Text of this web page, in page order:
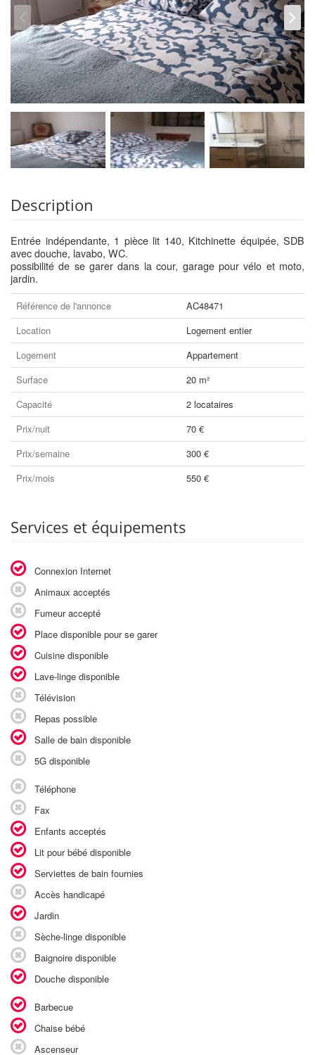
Description
Entrée indépendante, 1 pièce lit 140, Kitchinette équipée, SDB
avec douche, lavabo, WC.
possibilité de se garer dans la cour, garage pour vélo et moto,
jardin.
Référence de l'annonce
AC48471
Location
Logement entier
Logement
Appartement
Surface
20 m²
Capacité
2 locataires
Prix/nuit
70 €
Prix/semaine
300 €
Prix/mois
550 €
Services et équipements
Connexion Internet
Animaux acceptés
Fumeur accepté
Place disponible pour se garer
Cuisine disponible
Lave-linge disponible
Télévision
Repas possible
Salle de bain disponible
5G disponible
Téléphone
Fax
Enfants acceptés
Lit pour bébé disponible
Serviettes de bain fournies
Accès handicapé
Jardin
Sèche-linge disponible
Baignoire disponible
Douche disponible
Barbecue
Chaise bébé
Ascenseur